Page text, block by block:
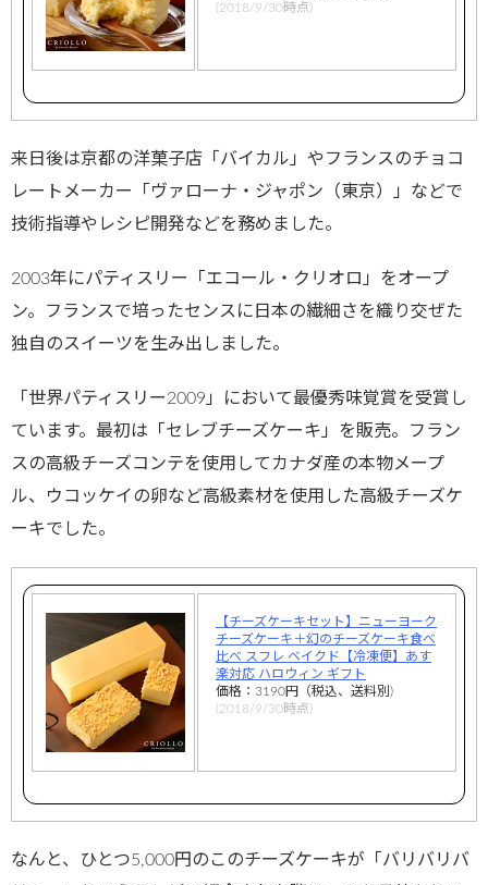
(2018/9/30時点)
来日後は京都の洋菓子店「バイカル」やフランスのチョコ
レートメーカー「ヴァローナ・ジャポン（東京）」などで
技術指導やレシピ開発などを務めました。
2003年にパティスリー「エコール・クリオロ」をオープ
ン。フランスで培ったセンスに日本の繊細さを織り交ぜた
独自のスイーツを生み出しました。
「世界パティスリー2009」において最優秀味覚賞を受賞し
ています。最初は「セレブチーズケーキ」を販売。フラン
スの高級チーズコンテを使用してカナダ産の本物メープ
ル、ウコッケイの卵など高級素材を使用した高級チーズケ
ーキでした。
【チーズケーキセット】ニューヨーク
チーズケーキ＋幻のチーズケーキ食べ
比べ スフレ ベイクド【冷凍便】あす
楽対応 ハロウィン ギフト
価格：3190円（税込、送料別)
(2018/9/30時点)
なんと、ひとつ5,000円のこのチーズケーキが「バリバリバ